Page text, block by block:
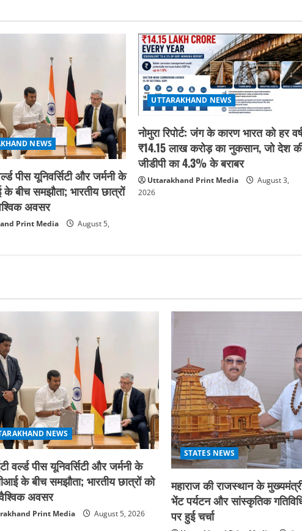
NEWS
पीस यूनिवर्सिटी और जर्मनी के
बीच समझौता; भारतीय छात्रों
अवसर
Print Media
August 5,
UTTARAKHAND NEWS
नोमुरा रिपोर्ट: जंग के कारण भारत को हर
₹14.15 लाख करोड़ का नुकसान, जो देश
जीडीपी का 4.3% के बराबर
Uttarakhand Print Media
August 3,
2026
NEWS
वर्ल्ड पीस यूनिवर्सिटी और जर्मनी के
के बीच समझौता; भारतीय छात्रों को
अवसर
Print Media August 5, 2026
STATES NEWS
महाराज की राजस्थान के
भेंट पर्यटन और सांस्कृतिक
पर हुई चर्चा